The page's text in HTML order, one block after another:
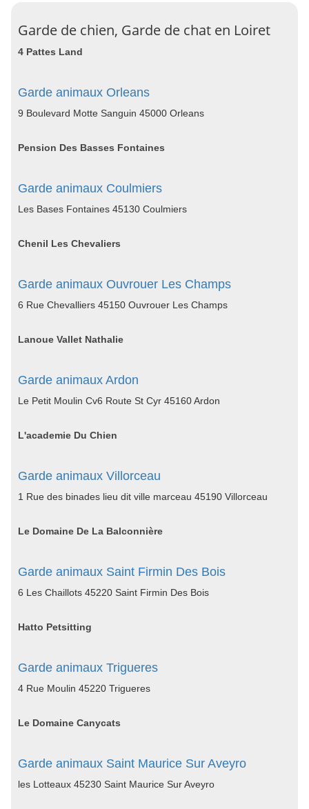
Garde de chien, Garde de chat en Loiret
4 Pattes Land
Garde animaux Orleans
9 Boulevard Motte Sanguin 45000 Orleans
Pension Des Basses Fontaines
Garde animaux Coulmiers
Les Bases Fontaines 45130 Coulmiers
Chenil Les Chevaliers
Garde animaux Ouvrouer Les Champs
6 Rue Chevalliers 45150 Ouvrouer Les Champs
Lanoue Vallet Nathalie
Garde animaux Ardon
Le Petit Moulin Cv6 Route St Cyr 45160 Ardon
L'academie Du Chien
Garde animaux Villorceau
1 Rue des binades lieu dit ville marceau 45190 Villorceau
Le Domaine De La Balconnière
Garde animaux Saint Firmin Des Bois
6 Les Chaillots 45220 Saint Firmin Des Bois
Hatto Petsitting
Garde animaux Trigueres
4 Rue Moulin 45220 Trigueres
Le Domaine Canycats
Garde animaux Saint Maurice Sur Aveyro
les Lotteaux 45230 Saint Maurice Sur Aveyro